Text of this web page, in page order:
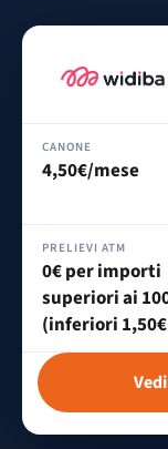
CANONE
4,50€/mese
PRELIEVI ATM
0€ per importi
superiori ai
(inferiori